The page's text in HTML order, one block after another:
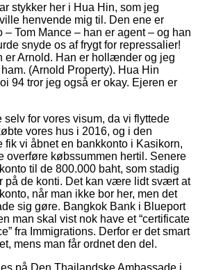
stykker her i Hua Hin, som jeg
henvende mig til. Den ene er
– Tom Mance – han er agent – og han
snyde os af frygt for repressalier!
er Arnold. Han er hollænder og jeg
(Arnold Property). Hua Hin
94 tror jeg også er okay. Ejeren er
selv for vores visum, da vi flyttede
vores hus i 2016, og i den
fik vi åbnet en bankkonto i Kasikorn,
overføre købssummen hertil. Senere
til de 800.000 baht, som stadig
på de konti. Det kan være lidt svært at
når man ikke bor her, men det
sig gøre. Bangkok Bank i Blueport
man skal vist nok have et “certificate
fra Immigrations. Derfor er det smart
mens man får ordnet den del.
på Den Thailandske Ambassade i